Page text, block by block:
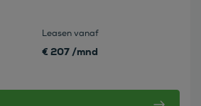
Leasen vanaf
€ 207 /mnd